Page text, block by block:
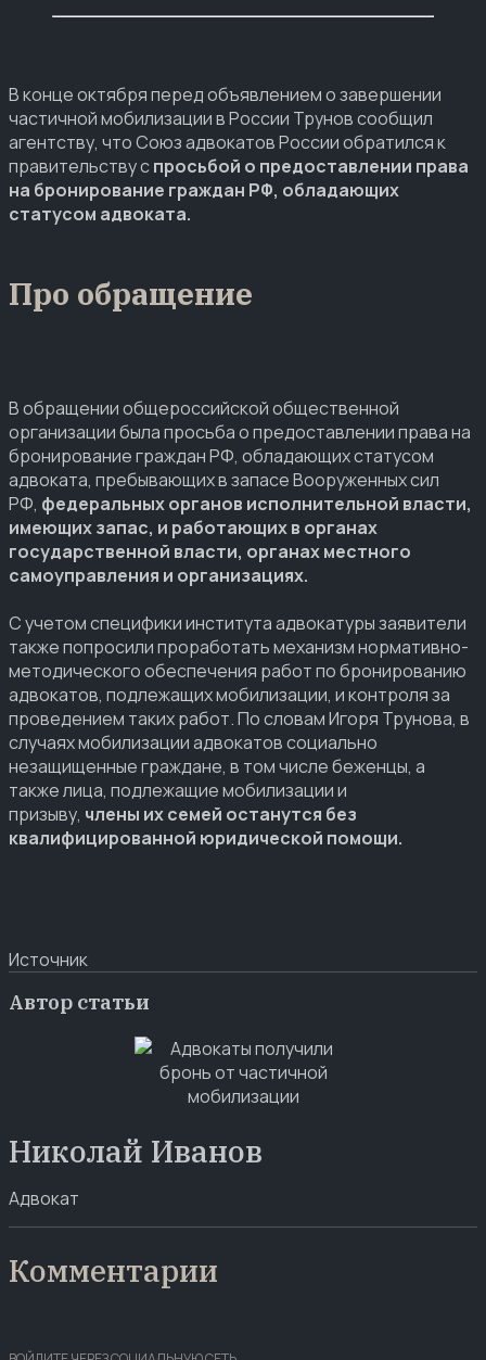
В конце октября перед объявлением о завершении
частичной мобилизации в России Трунов сообщил
агентству, что Союз адвокатов России обратился к
правительству спросьбой о предоставлении права
на бронирование граждан РФ, обладающих
статусом адвоката.
Про обращение
В обращении общероссийской общественной
организации была просьба о предоставлении права на
бронирование граждан РФ, обладающих статусом
адвоката, пребывающих в запасе Вооруженных сил
РФ, федеральных органов исполнительной власти,
имеющих запас, и работающих в органах
государственной власти, органах местного
самоуправления и организациях.
С учетом специфики института адвокатуры заявители
также попросили проработать механизм нормативно-
методического обеспечения работ по бронированию
адвокатов, подлежащих мобилизации, и контроля за
проведением таких работ. По словам Игоря Трунова, в
случаях мобилизации адвокатов социально
незащищенные граждане, в том числе беженцы, а
также лица, подлежащие мобилизации и
призыву, члены их семей останутся без
квалифицированной юридической помощи.
Источник
Автор статьи
Николай Иванов
Адвокат
Комментарии